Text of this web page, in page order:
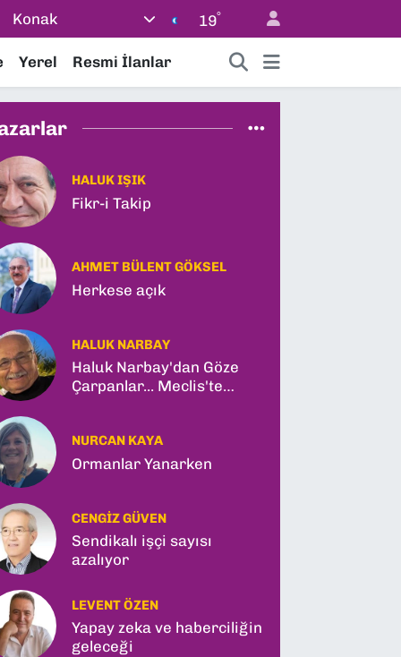
Konak 19°
Yerel Resmi İlanlar
HALUK IŞIK
Fikr-i Takip
AHMET BÜLENT GÖKSEL
Herkese açık
HALUK NARBAY
Haluk Narbay'dan Göze
Çarpanlar... Meclis'te
NURCAN KAYA
Ormanlar Yanarken
CENGIZ GÜVEN
Sendikalı işçi sayısı
azalıyor
LEVENT ÖZEN
Yapay zeka ve haberciliğin
geleceği